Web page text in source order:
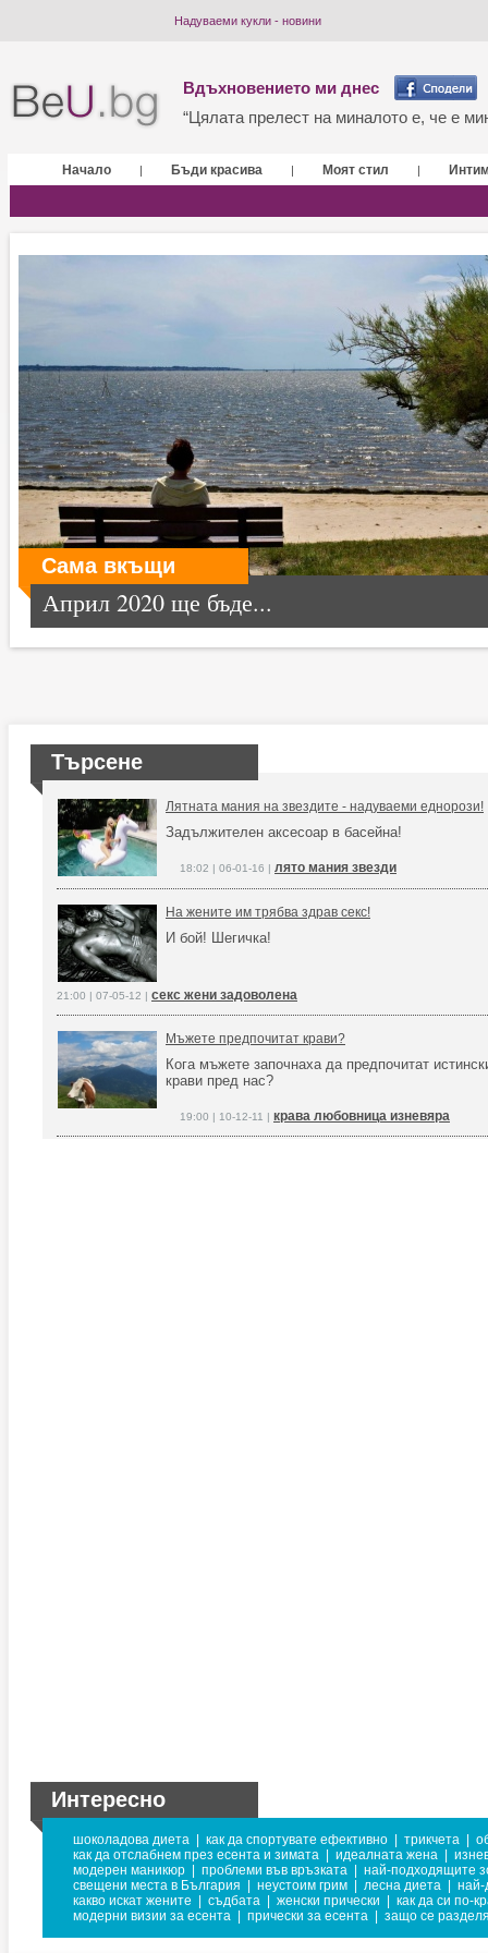
Надуваеми кукли - новини
Вдъхновението ми днес
“Цялата прелест на миналото е, че е
Начало | Бъди красива | Моят стил |
Сама вкъщи
Април 2020 ще бъде...
Търсене
Лятната мания на звездите - надуваеми еднорози!
Задължителен аксесоар в басейна!
18:02 | 06-01-16 | лято мания звезди
На жените им трябва здрав секс!
И бой! Шегичка!
21:00 | 07-05-12 | секс жени задоволена
Мъжете предпочитат крави?
Кога мъжете започнаха да предпочитат
крави пред нас?
19:00 | 10-12-11 | крава любовница изневяра
Интересно
шоколадова диета как да спортувате ефективно трикчета
как да отслабнем през есента и зимата
идеалната жена
модерен маникюр
проблеми във връзката
най-подходящите
свещени места в България
неустоим грим лесна диета
най-
какво искат жените
съдбата женски прически
как да си по-
модерни визии за есента
прически за есента защо се